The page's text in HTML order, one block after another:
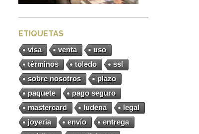
ETIQUETAS
visa venta
uso
términos
toledo
ssl
sobre nosotros
plazo
paquete
pago seguro
mastercard
ludena
legal
joyeria
envío
entrega